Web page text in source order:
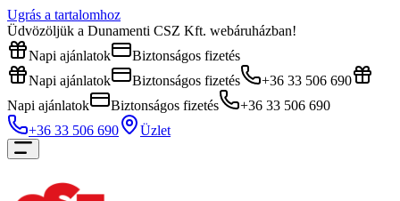
Ugrás a tartalomhoz
Üdvözöljük a Dunamenti CSZ Kft. webáruházban!
Napi ajánlatok
Biztonságos fizetés
Napi ajánlatok
Biztonságos fizetés
+36 33 506 690
Napi ajánlatok
Biztonságos fizetés
+36 33 506 690
+36 33 506 690
Üzlet